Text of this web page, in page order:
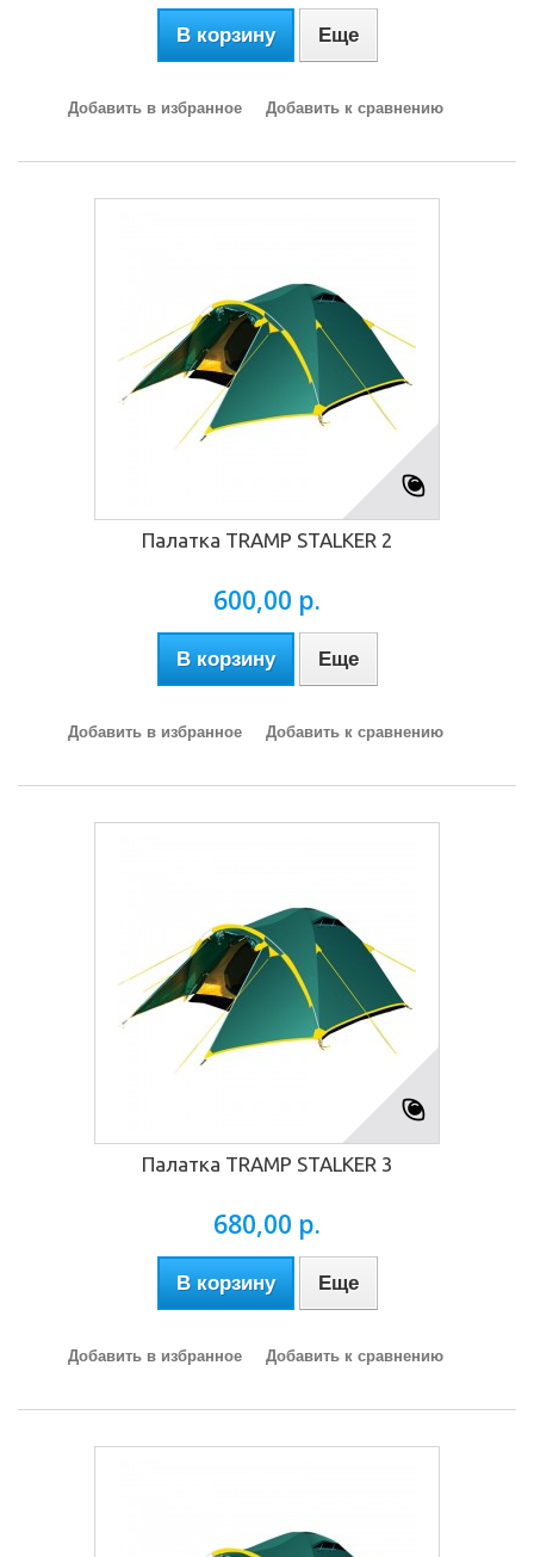
В корзину Еще
Добавить в избранное Добавить к сравнению
Палатка TRAMP STALKER 2
600,00 р.
В корзину Еще
Добавить в избранное Добавить к сравнению
Палатка TRAMP STALKER 3
680,00 р.
В корзину Еще
Добавить в избранное Добавить к сравнению